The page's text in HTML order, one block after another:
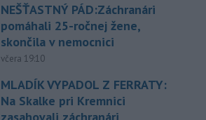
NEŠŤASTNÝ PÁD:Záchranári
pomáhali 25-ročnej žene,
skončila v nemocnici
včera 19:10
MLADÍK VYPADOL Z FERRATY:
Na Skalke pri Kremnici